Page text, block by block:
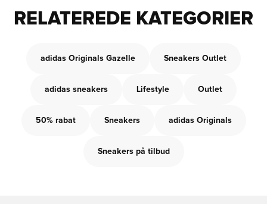
RELATEREDE KATEGORIER
adidas Originals Gazelle Sneakers Outlet
adidas sneakers Lifestyle Outlet
50% rabat Sneakers adidas Originals
Sneakers på tilbud